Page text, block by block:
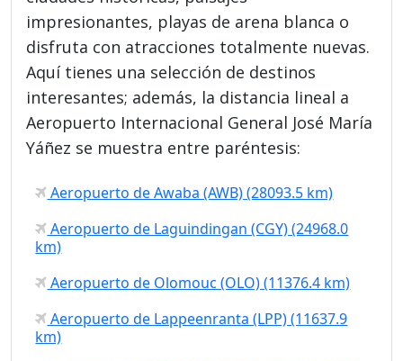
impresionantes, playas de arena blanca o
disfruta con atracciones totalmente nuevas.
Aquí tienes una selección de destinos
interesantes; además, la distancia lineal a
Aeropuerto Internacional General José María
Yáñez se muestra entre paréntesis:
Aeropuerto de Awaba (AWB) (28093.5 km)
Aeropuerto de Laguindingan (CGY) (24968.0
km)
Aeropuerto de Olomouc (OLO) (11376.4 km)
Aeropuerto de Lappeenranta (LPP) (11637.9
km)